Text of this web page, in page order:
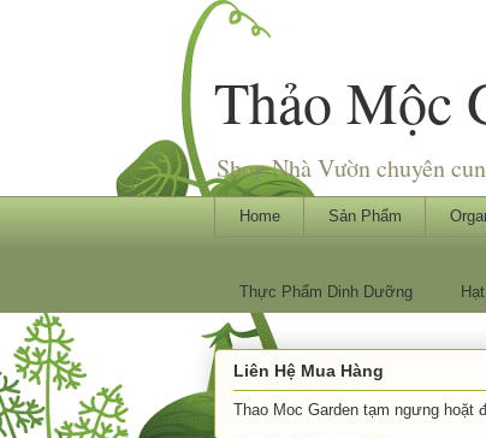
Thảo Mộc
Shop Nhà Vườn chuyên
Home Sản Phẩm
Thực Phẩm Dinh Dưỡng
Liên Hệ Mua Hàng
Thao Moc Garden tạm ngưng hoặt